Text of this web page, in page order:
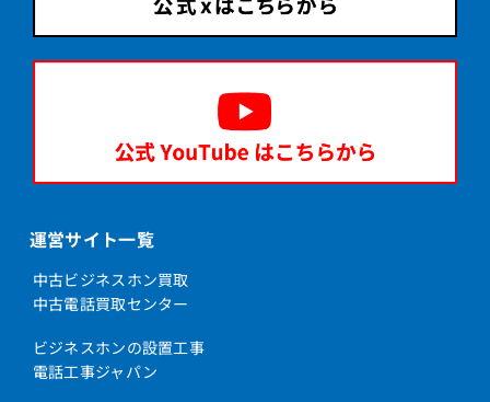
運営サイト一覧
中古ビジネスホン買取
中古電話買取センター
ビジネスホンの設置工事
電話工事ジャパン